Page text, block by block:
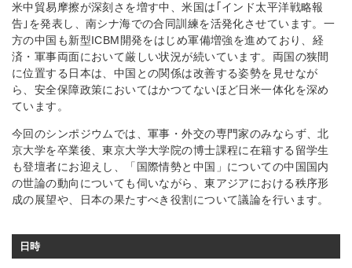
米中貿易摩擦が深刻さを増す中、米国は｢インド太平洋戦略報
告｣を発表し、南シナ海での合同訓練を活発化させています。一
方の中国も新型ICBM開発をはじめ軍備増強を進めており、経
済・軍事両面において厳しい状況が続いています。両国の狭間
に位置する日本は、中国との関係は改善する姿勢を見せなが
ら、安全保障政策においてはかつてないほど日米一体化を深め
ています。
今回のシンポジウムでは、軍事・外交の専門家のみならず、北
京大学を卒業後、東京大学大学院の博士課程に在籍する留学生
も登壇者にお迎えし、「国際情勢と中国」についての中国国内
の世論の動向についても伺いながら、東アジアにおける秩序形
成の展望や、日本の果たすべき役割について議論を行います。
日時